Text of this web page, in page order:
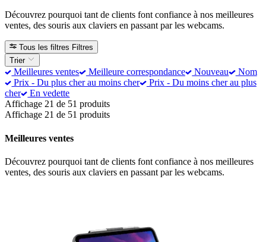
Découvrez pourquoi tant de clients font confiance à nos meilleures
ventes, des souris aux claviers en passant par les webcams.
Tous les filtres Filtres
Trier
Meilleures ventes Meilleure correspondance Nouveau
Nom
Prix - Du plus cher au moins cher
Prix - Du moins cher au plus
cher
En vedette
Affichage 21 de 51 produits
Affichage 21 de 51 produits
Meilleures ventes
Découvrez pourquoi tant de clients font confiance à nos meilleures
ventes, des souris aux claviers en passant par les webcams.